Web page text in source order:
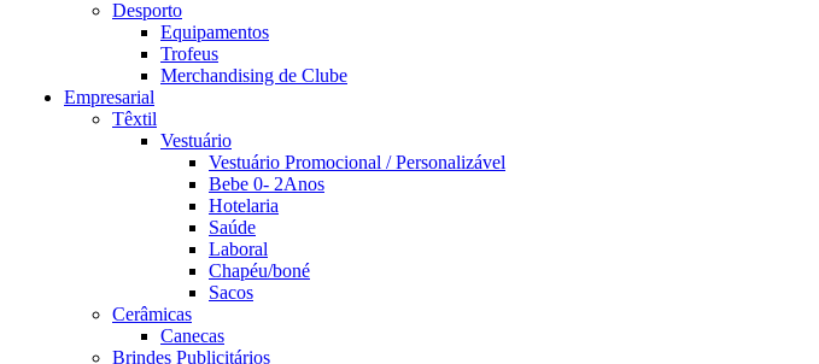
Desporto
Equipamentos
Trofeus
Merchandising de Clube
Empresarial
Têxtil
Vestuário
Vestuário Promocional / Personalizável
Bebe 0- 2Anos
Hotelaria
Saúde
Laboral
Chapéu/boné
Sacos
Cerâmicas
Canecas
Brindes Publicitários